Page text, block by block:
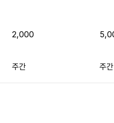
2,000
주간 주간